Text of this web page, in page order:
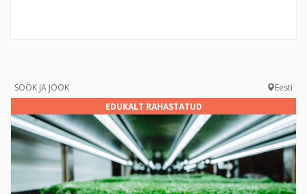
SÖÖK JA JOOK
Eesti
EDUKALT RAHASTATUD